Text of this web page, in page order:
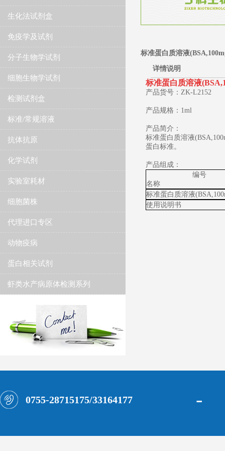
生化法试剂盒
免疫学及试剂
分子生物学试剂
细胞生物学试剂
检测试剂盒
标准/常规溶液
抗体抗原
化学试剂
实验室耗材
细胞菌株
代理进口专区
动物疫病
蛋白相关试剂
虾类水产病原体检测系列
标准蛋白质溶液
详情说明
标准蛋白质溶液
产品货号：ZK-L2152
产品规格：1ml
产品简介：
标准蛋白质溶液
蛋白标准。
产品组成：
编号
名称
标准蛋白质溶液
使用说明书
0755-28715175/33164177 -